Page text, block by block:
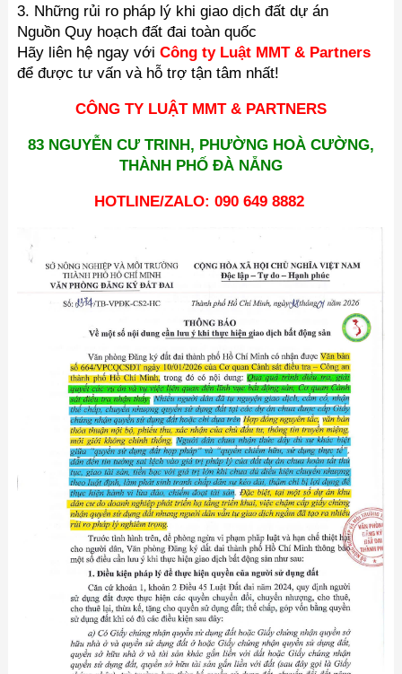
3. Những rủi ro pháp lý khi giao dịch đất dự án
Nguồn Quy hoạch đất đai toàn quốc
Hãy liên hệ ngay vớiCông ty Luật MMT & Partners
để được tư vấn và hỗ trợ tận tâm nhất!
CÔNG TY LUẬT MMT & PARTNERS
83 NGUYỄN CƯ TRINH, PHƯỜNG HOÀ CƯỜNG,
THÀNH PHỐ ĐÀ NẴNG
HOTLINE/ZALO: 090 649 8882